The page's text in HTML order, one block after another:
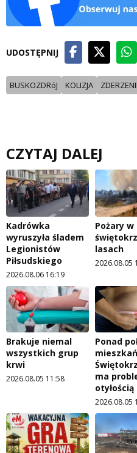
UDOSTĘPNIJ
BUSKOZDRóJ KOLIZJA
CZYTAJ DALEJ
Kadrówka
wyruszyła śladem
Legionistów
Piłsudskiego
2026.08.06 16:19
Pożary w
lasach
2026.08.05
Brakuje niemal
wszystkich grup
krwi
2026.08.05 11:58
Ponad
ma
otyłością
2026.08.05